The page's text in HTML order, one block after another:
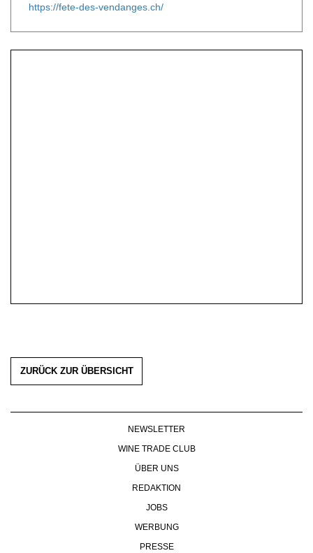
https://fete-des-vendanges.ch/
ZURÜCK ZUR ÜBERSICHT
NEWSLETTER
WINE TRADE CLUB
ÜBER UNS
REDAKTION
JOBS
WERBUNG
PRESSE